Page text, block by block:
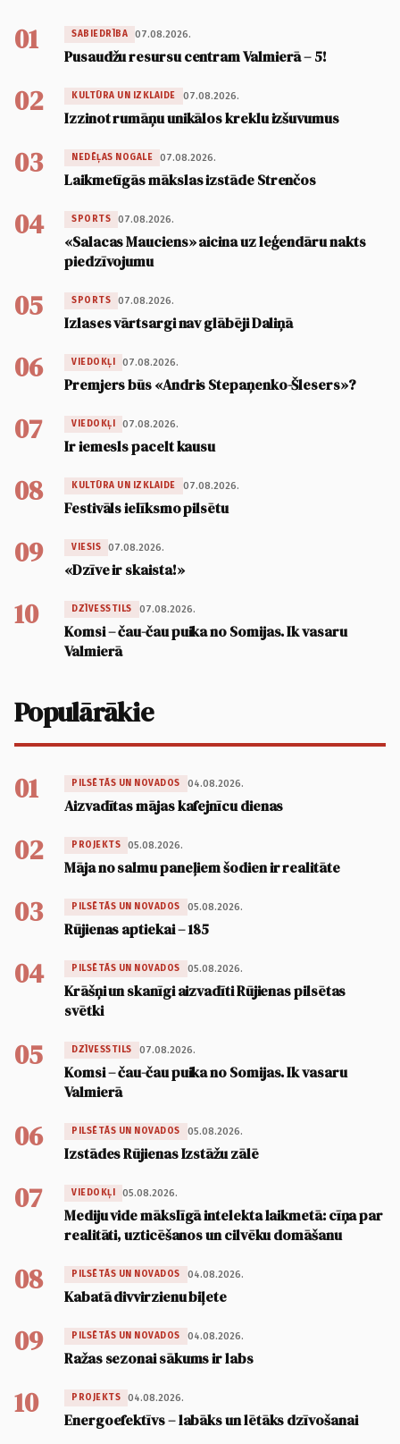
01 SABIEDRĪBA 07.08.2026.
Pusaudžu resursu centram Valmierā – 5!
02 KULTŪRA UN IZKLAIDE 07.08.2026.
Izzinot rumāņu unikālos kreklu izšuvumus
03 NEDĒĻAS NOGALE 07.08.2026.
Laikmetīgās mākslas izstāde Strenčos
04 SPORTS 07.08.2026.
«Salacas Mauciens» aicina uz leģendāru nakts
piedzīvojumu
05 SPORTS 07.08.2026.
Izlases vārtsargi nav glābēji Daliņā
06 VIEDOKĻI 07.08.2026.
Premjers būs «Andris Stepaņenko-Šlesers»?
07 VIEDOKĻI 07.08.2026.
Ir iemesls pacelt kausu
08 KULTŪRA UN IZKLAIDE 07.08.2026.
Festivāls ielīksmo pilsētu
09 VIESIS 07.08.2026.
«Dzīve ir skaista!»
10 DZĪVESSTILS 07.08.2026.
Komsi – čau-čau puika no Somijas. Ik vasaru
Valmierā
Populārākie
01 PILSĒTĀS UN NOVADOS 04.08.2026.
Aizvadītas mājas kafejnīcu dienas
02 PROJEKTS 05.08.2026.
Māja no salmu paneļiem šodien ir realitāte
03 PILSĒTĀS UN NOVADOS 05.08.2026.
Rūjienas aptiekai – 185
04 PILSĒTĀS UN NOVADOS 05.08.2026.
Krāšņi un skanīgi aizvadīti Rūjienas pilsētas
svētki
05 DZĪVESSTILS 07.08.2026.
Komsi – čau-čau puika no Somijas. Ik vasaru
Valmierā
06 PILSĒTĀS UN NOVADOS 05.08.2026.
Izstādes Rūjienas Izstāžu zālē
07 VIEDOKĻI 05.08.2026.
Mediju vide mākslīgā intelekta laikmetā: cīņa par
realitāti, uzticēšanos un cilvēku domāšanu
08 PILSĒTĀS UN NOVADOS 04.08.2026.
Kabatā divvirzienu biļete
09 PILSĒTĀS UN NOVADOS 04.08.2026.
Ražas sezonai sākums ir labs
10 PROJEKTS 04.08.2026.
Energoefektīvs – labāks un lētāks dzīvošanai